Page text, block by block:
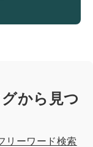
から見つ
リーワード検索